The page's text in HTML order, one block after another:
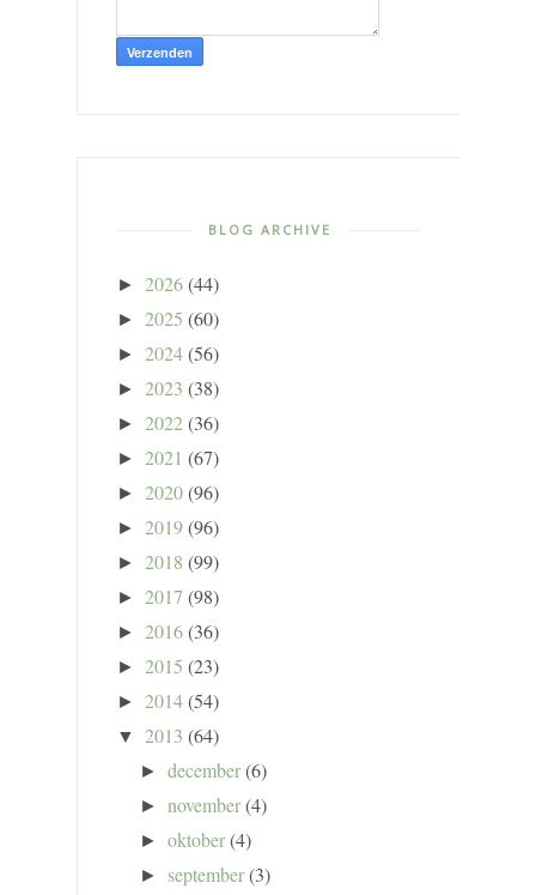
BLOG ARCHIVE
► 2026(44)
► 2025 (60)
► 2024(56)
► 2023 (38)
► 2022(36)
► 2021 (67)
► 2020(96)
► 2019(96)
► 2018 (99)
► 2017 (98)
► 2016(36)
► 2015 (23)
► 2014(54)
▼ 2013 (64)
►december(6)
►november(4)
►oktober(4)
► september(3)